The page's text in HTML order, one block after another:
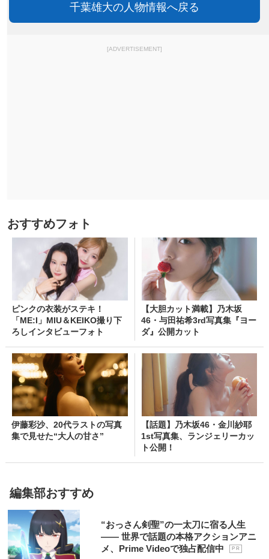
千葉雄大の人物情報へ戻る
[ADVERTISEMENT]
おすすめフォト
ピンクの衣装がステキ！
「ME:I」MIU＆KEIKO撮り下
ろしインタビューフォト
【大胆カット満載】乃木坂
46・与田祐希3rd写真集『ヨー
ダ』公開カット
伊藤彩沙、20代ラストの写真
集で見せた“大人の甘さ”
【話題】乃木坂46・金川紗耶
1st写真集、ランジェリーカッ
ト公開！
編集部おすすめ
“おっさん剣聖”の一太刀に宿る人生
―― 世界で話題の本格アクションアニ
メ、Prime Videoで独占配信中
P R